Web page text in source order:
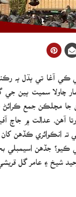
آغا تي ٻڌل ٻه
سميت ٻين جي
سميت ٻين کي 10،10لک رپين
ڪيو؟ جڏهن اسيمبلي
شيخ ۽ عامر گل